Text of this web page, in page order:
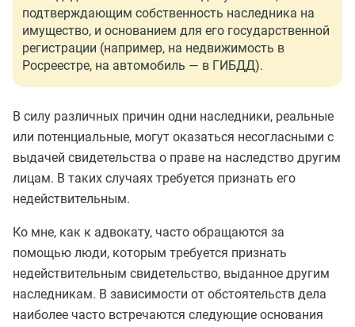
подтверждающим собственность наследника на
имущество, и основанием для его государственной
регистрации (например, на недвижимость в
Росреестре, на автомобиль — в ГИБДД).
В силу различных причин одни наследники, реальные
или потенциальные, могут оказаться несогласными с
выдачей свидетельства о праве на наследство другим
лицам. В таких случаях требуется признать его
недействительным.
Ко мне, как к адвокату, часто обращаются за
помощью люди, которым требуется признать
недействительным свидетельство, выданное другим
наследникам. В зависимости от обстоятельств дела
наиболее часто встречаются следующие основания